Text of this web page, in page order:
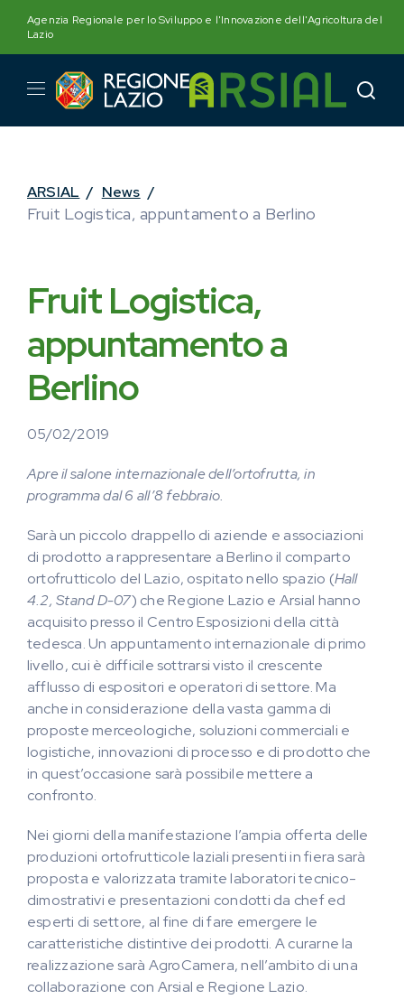
content
Agenzia Regionale per lo Sviluppo e l'Innovazione dell'Agricoltura del
Lazio
ARSIAL / News /
Fruit Logistica, appuntamento a Berlino
Fruit Logistica,
appuntamento a
Berlino
05/02/2019
Apre il salone internazionale dell’ortofrutta, in
programma dal 6 all’8 febbraio.
Sarà un piccolo drappello di aziende e associazioni
di prodotto a rappresentare a Berlino il comparto
ortofrutticolo del Lazio, ospitato nello spazio (Hall
4.2, Stand D-07) che Regione Lazio e Arsial hanno
acquisito presso il Centro Esposizioni della città
tedesca. Un appuntamento internazionale di primo
livello, cui è difficile sottrarsi visto il crescente
afflusso di espositori e operatori di settore. Ma
anche in considerazione della vasta gamma di
proposte merceologiche, soluzioni commerciali e
logistiche, innovazioni di processo e di prodotto che
in quest’occasione sarà possibile mettere a
confronto.
Nei giorni della manifestazione l’ampia offerta delle
produzioni ortofrutticole laziali presenti in fiera sarà
proposta e valorizzata tramite laboratori tecnico-
dimostrativi e presentazioni condotti da chef ed
esperti di settore, al fine di fare emergere le
caratteristiche distintive dei prodotti. A curarne la
realizzazione sarà AgroCamera, nell’ambito di una
collaborazione con Arsial e Regione Lazio.